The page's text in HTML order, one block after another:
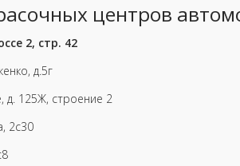
центров
2, стр. 42
д.5г
125Ж, строение 2
2с30